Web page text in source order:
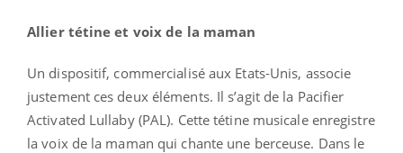
Allier tétine et voix de la maman
Un dispositif, commercialisé aux Etats-Unis, associe
justement ces deux éléments. Il s’agit de la Pacifier
Activated Lullaby (PAL). Cette tétine musicale enregistre
la voix de la maman qui chante une berceuse. Dans le